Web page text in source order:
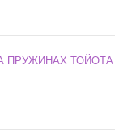
ПРУЖИНАХ ТОЙОТА